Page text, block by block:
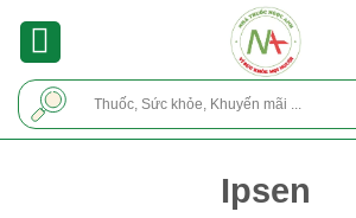
Ipsen